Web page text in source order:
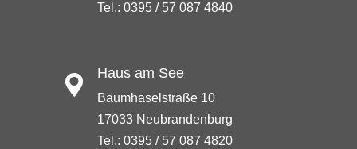
Tel.: 0395 / 57 087 4840
Haus am See
Baumhaselstraße 10
17033 Neubrandenburg
Tel.: 0395 / 57 087 4820